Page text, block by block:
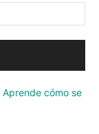
Aprende cómo se